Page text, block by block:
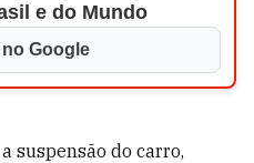
e do Mundo
Google
suspensão do carro,